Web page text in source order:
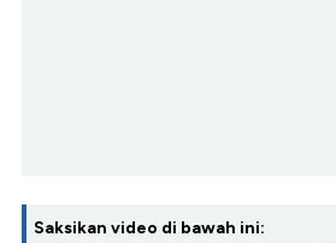
Saksikan video di bawah ini: